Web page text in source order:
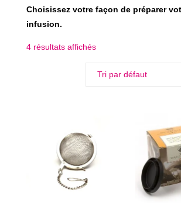
Choisissez votre façon de préparer
infusion.
4 résultats affichés